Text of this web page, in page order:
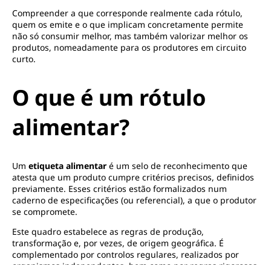
Compreender a que corresponde realmente cada rótulo,
quem os emite e o que implicam concretamente permite
não só consumir melhor, mas também valorizar melhor os
produtos, nomeadamente para os produtores em circuito
curto.
O que é um rótulo
alimentar?
Um etiqueta alimentar é um selo de reconhecimento que
atesta que um produto cumpre critérios precisos, definidos
previamente. Esses critérios estão formalizados num
caderno de especificações (ou referencial), a que o produtor
se compromete.
Este quadro estabelece as regras de produção,
transformação e, por vezes, de origem geográfica. É
complementado por controlos regulares, realizados por